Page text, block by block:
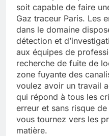
soit capable de faire
Gaz traceur Paris. Les
dans le domaine
détection et
aux équipes de
recherche de fuite de
zone fuyante des
voulez avoir un travail
qui répond à tous les
erreur et sans risque
vous tournez vers les
matière.